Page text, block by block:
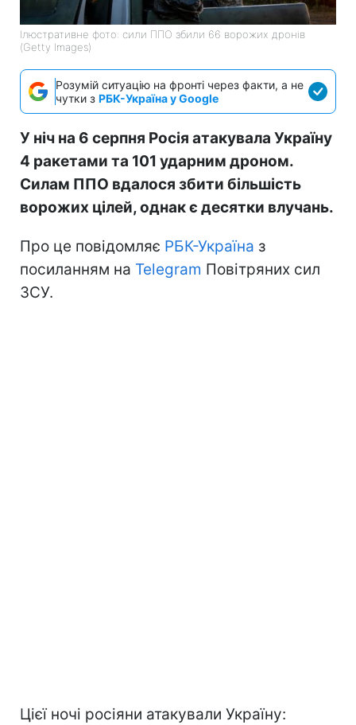
Ілюстративне фото: сили ППО збили 66 ворожих дронів
(Getty Images)
Розумій ситуацію на фронті через факти, а не
чутки з РБК-Україна у Google
У ніч на 6 серпня Росія атакувала Україну
4 ракетами та 101 ударним дроном.
Силам ППО вдалося збити більшість
ворожих цілей, однак є десятки влучань.
Про це повідомляє РБК-Україна з
посиланням на Telegram Повітряних сил
ЗСУ.
Цієї ночі росіяни атакували Україну: